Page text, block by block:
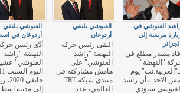
الغنوشي يلتقي
أردوغان في
أدّى رئيس
النهضة "راشد
الغنوشي"
اليوم
جانفي
إلى مدينة
الغنوشي يلتقي
أردوغان
التقى رئيس حركة
النهضة "راشد
الغنوشي" على
هامش مشاركته في
منتدى شبكة TRT
العالمي، عدة ...
الغنوشي في
مرتقبة إلى
الجزائر
أفاد مصدر مطلع في
"النهضة"
يوم
امس الاحد ،بأن راشد
الغنوشي سيؤدي